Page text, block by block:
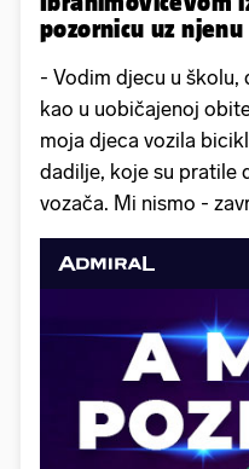
pozornicu uz
- Vodim djecu u školu,
kao u uobičajenoj
moja djeca vozila
dadilje, koje su pratile
vozača. Mi nismo -